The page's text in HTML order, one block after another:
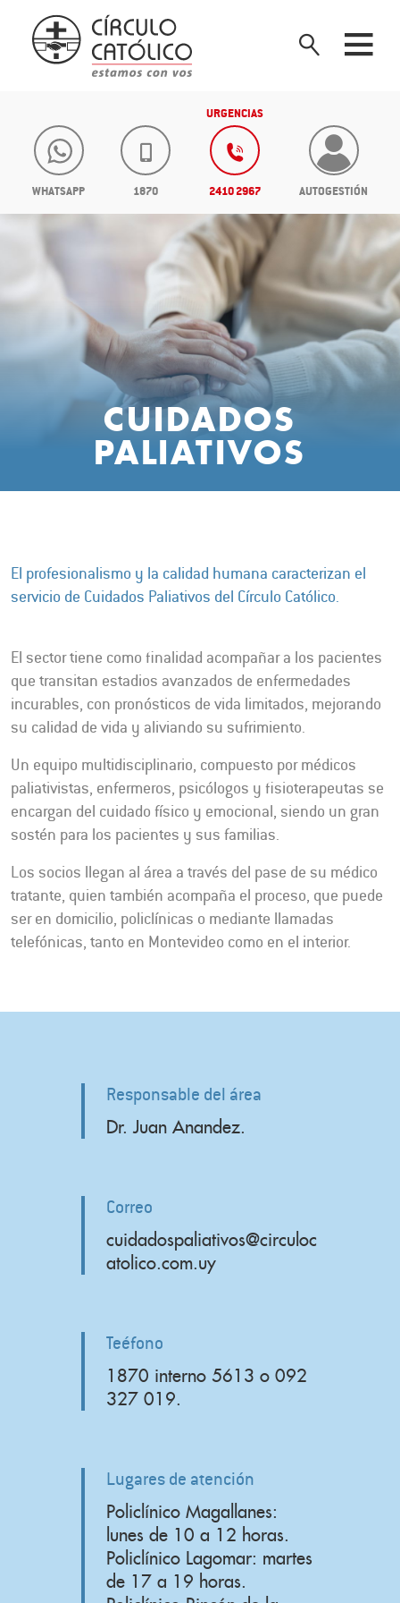
WHATSAPP 1870
URGENCIAS
2410 2967 AUTOGESTIÓN
CUIDADOS
PALIATIVOS
El profesionalismo y la calidad humana caracterizan el
servicio de Cuidados Paliativos del Círculo Católico.
El sector tiene como finalidad acompañar a los pacientes
que transitan estadios avanzados de enfermedades
incurables, con pronósticos de vida limitados, mejorando
su calidad de vida y aliviando su sufrimiento.
Un equipo multidisciplinario, compuesto por médicos
paliativistas, enfermeros, psicólogos y fisioterapeutas se
encargan del cuidado físico y emocional, siendo un gran
sostén para los pacientes y sus familias.
Los socios llegan al área a través del pase de su médico
tratante, quien también acompaña el proceso, que puede
ser en domicilio, policlínicas o mediante llamadas
telefónicas, tanto en Montevideo como en el interior.
Responsable del área
Dr. Juan Anandez.
Correo
cuidadospaliativos@circuloc
atolico.com.uy
Teéfono
1870 interno 5613 o 092
327 019.
Lugares de atención
Policlínico Magallanes:
lunes de 10 a 12 horas.
Policlínico Lagomar: martes
de 17 a 19 horas.